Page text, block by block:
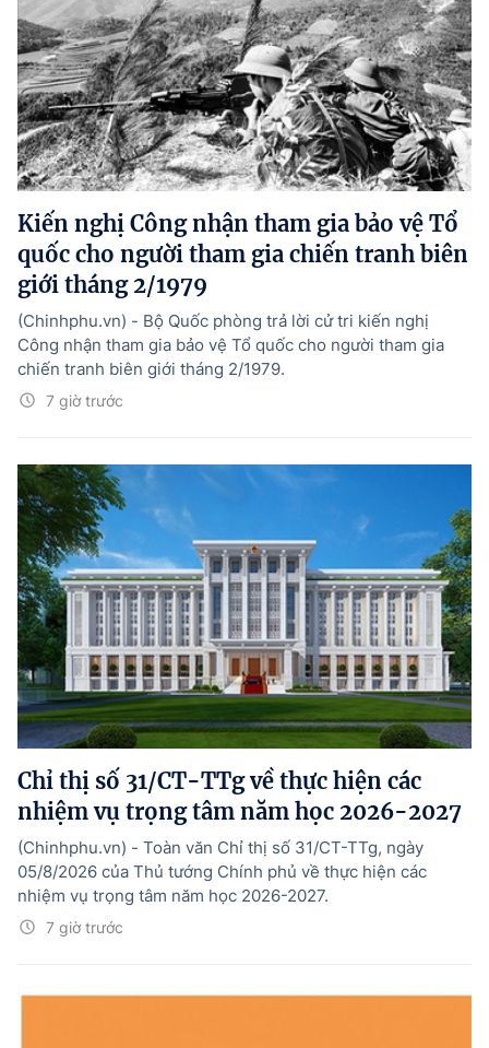
Kiến nghị Công nhận tham gia bảo vệ Tổ
quốc cho người tham gia chiến tranh biên
giới tháng 2/1979
7 giờ trước
(Chinhphu.vn) - Bộ Quốc phòng trả lời cử tri kiến nghị
Công nhận tham gia bảo vệ Tổ quốc cho người tham gia
chiến tranh biên giới tháng 2/1979.
Chỉ thị số 31/CT-TTg về thực hiện các
nhiệm vụ trọng tâm năm học 2026-2027
7 giờ trước
(Chinhphu.vn) - Toàn văn Chỉ thị số 31/CT-TTg, ngày
05/8/2026 của Thủ tướng Chính phủ về thực hiện các
nhiệm vụ trọng tâm năm học 2026-2027.